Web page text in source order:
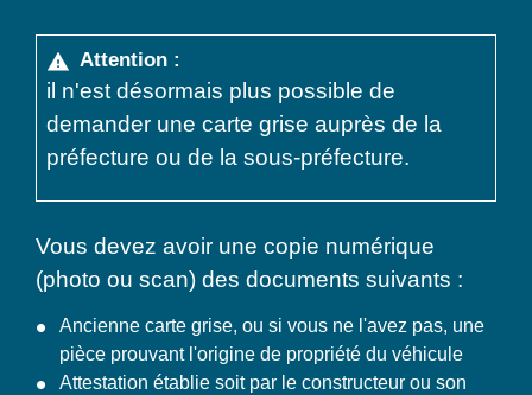
warning Attention :
il n'est désormais plus possible de
demander une carte grise auprès de la
préfecture ou de la sous-préfecture.
Vous devez avoir une copie numérique
(photo ou scan) des documents suivants :
Ancienne carte grise, ou si vous ne l'avez pas, une
pièce prouvant l'origine de propriété du véhicule
Attestation établie soit par le constructeur ou son